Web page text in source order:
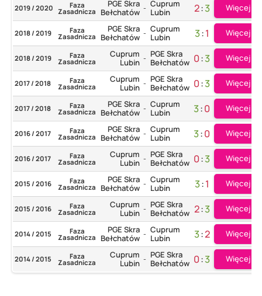
2019 / 2020 Faza
Zasadnicza
PGE Skra
Bełchatów - Cuprum
Lubin
2:3 Więcej
2018 / 2019 Faza
Zasadnicza
PGE Skra
Bełchatów - Cuprum
Lubin
3:1 Więcej
2018 / 2019 Faza
Zasadnicza
Cuprum
Lubin - PGE Skra
Bełchatów 0:3 Więcej
2017 / 2018 Faza
Zasadnicza
Cuprum
Lubin - PGE Skra
Bełchatów 0:3 Więcej
2017 / 2018 Faza
Zasadnicza
PGE Skra
Bełchatów - Cuprum
Lubin
3:0 Więcej
2016 / 2017 Faza
Zasadnicza
PGE Skra
Bełchatów - Cuprum
Lubin
3:0 Więcej
2016 / 2017 Faza
Zasadnicza
Cuprum
Lubin - PGE Skra
Bełchatów 0:3 Więcej
2015 / 2016 Faza
Zasadnicza
PGE Skra
Bełchatów - Cuprum
Lubin
3:1 Więcej
2015 / 2016 Faza
Zasadnicza
Cuprum
Lubin - PGE Skra
Bełchatów 2:3 Więcej
2014 / 2015 Faza
Zasadnicza
PGE Skra
Bełchatów - Cuprum
Lubin
3:2 Więcej
2014 / 2015 Faza
Zasadnicza
Cuprum
Lubin - PGE Skra
Bełchatów 0:3 Więcej